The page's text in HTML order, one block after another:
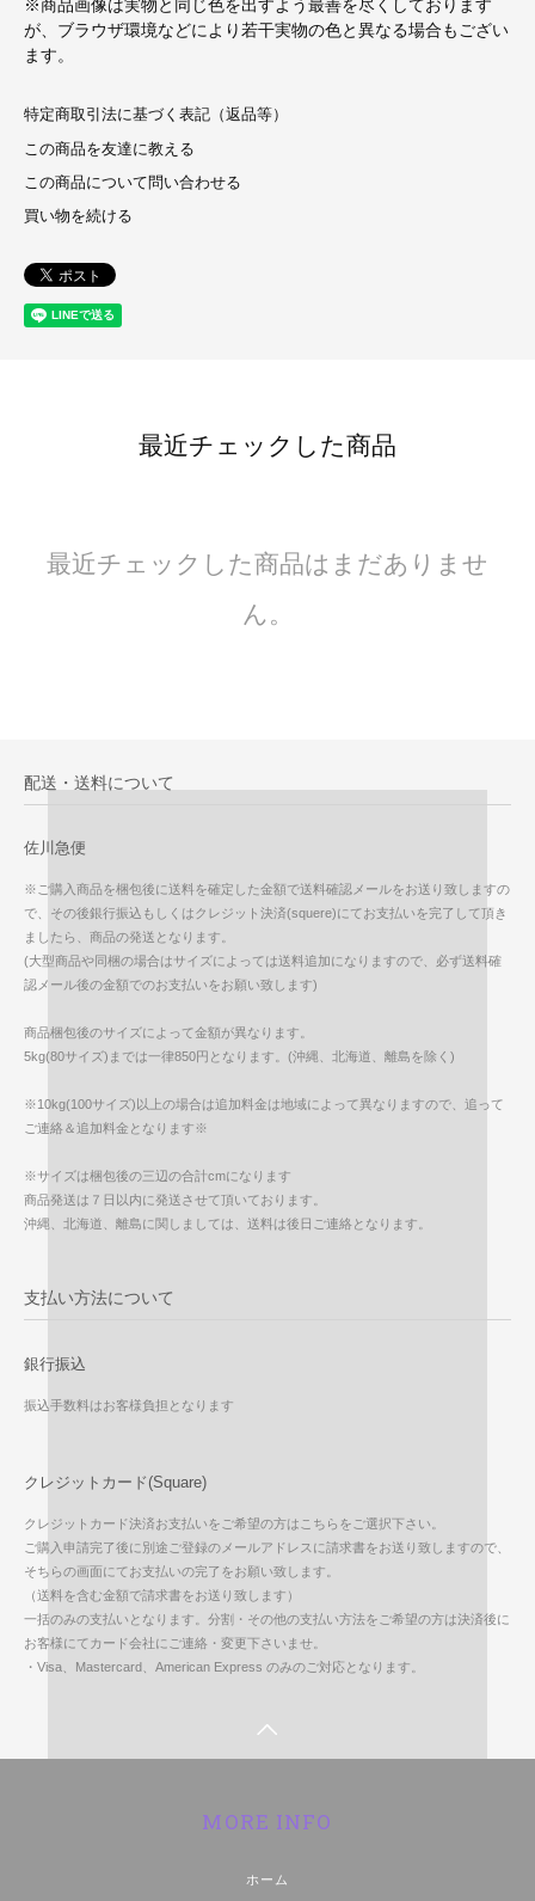
※商品画像は実物と同じ色を出すよう最善を尽くしております
が、ブラウザ環境などにより若干実物の色と異なる場合もござい
ます。
特定商取引法に基づく表記（返品等）
この商品を友達に教える
この商品について問い合わせる
買い物を続ける
最近チェックした商品
最近チェックした商品はまだありませ
ん。
配送・送料について
佐川急便
※ご購入商品を梱包後に送料を確定した金額で送料確認メールをお送り致しますの
で、その後銀行振込もしくはクレジット決済(squere)にてお支払いを完了して頂き
ましたら、商品の発送となります。
(大型商品や同梱の場合はサイズによっては送料追加になりますので、必ず送料確
認メール後の金額でのお支払いをお願い致します)
商品梱包後のサイズによって金額が異なります。
5kg(80サイズ)までは一律850円となります。(沖縄、北海道、離島を除く)
※10kg(100サイズ)以上の場合は追加料金は地域によって異なりますので、追って
ご連絡＆追加料金となります※
※サイズは梱包後の三辺の合計cmになります
商品発送は７日以内に発送させて頂いております。
沖縄、北海道、離島に関しましては、送料は後日ご連絡となります。
支払い方法について
銀行振込
振込手数料はお客様負担となります
クレジットカード(Square)
クレジットカード決済お支払いをご希望の方はこちらをご選択下さい。
ご購入申請完了後に別途ご登録のメールアドレスに請求書をお送り致しますので、
そちらの画面にてお支払いの完了をお願い致します。
（送料を含む金額で請求書をお送り致します）
一括のみの支払いとなります。分割・その他の支払い方法をご希望の方は決済後に
お客様にてカード会社にご連絡・変更下さいませ。
・Visa、Mastercard、American Express のみのご対応となります。
MORE INFO
ホーム